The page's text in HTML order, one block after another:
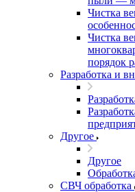
Чистка
Чистка
порядок
Разработка и
Другое
Другое
СВЧ обработка